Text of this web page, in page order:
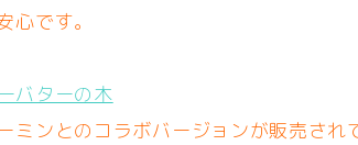
です。
バターの木
ミンとのコラボバージョンが販売され